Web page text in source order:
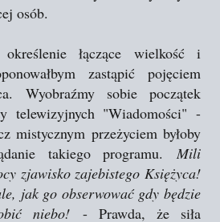
osób.
łączące wielkość i
zastąpić pojęciem
Wyobraźmy sobie początek
telewizyjnych "Wiadomości" -
mistycznym przeżyciem byłoby
takiego programu. Mili
zjawisko zajebistego Księżyca!
jak go obserwować gdy będzie
niebo! - Prawda, że siła